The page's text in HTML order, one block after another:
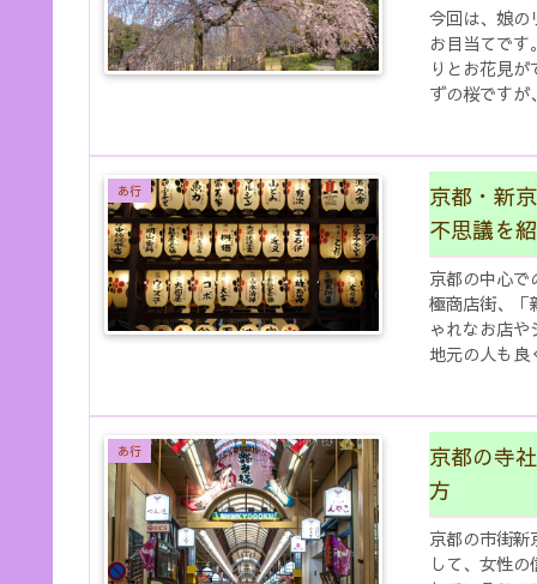
今回は、娘の
お目当てで
りとお花見
ずの桜ですが
あ行
京都・新
不思議を
京都の中心で
極商店街、「
ゃれなお店
地元の人も良
あ行
京都の寺
方
京都の市街新
して、女性